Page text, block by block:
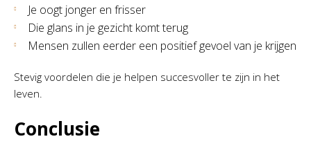
Je oogt jonger en frisser
Die glans in je gezicht komt terug
Mensen zullen eerder een positief gevoel van je krijgen
Stevig voordelen die je helpen succesvoller te zijn in het
leven.
Conclusie